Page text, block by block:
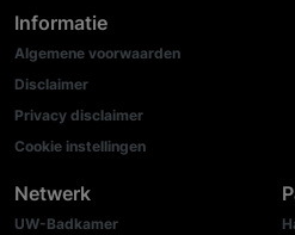
Informatie
Algemene voorwaarden
Disclaimer
Privacy disclaimer
Cookie instellingen
Netwerk
UW-Badkamer